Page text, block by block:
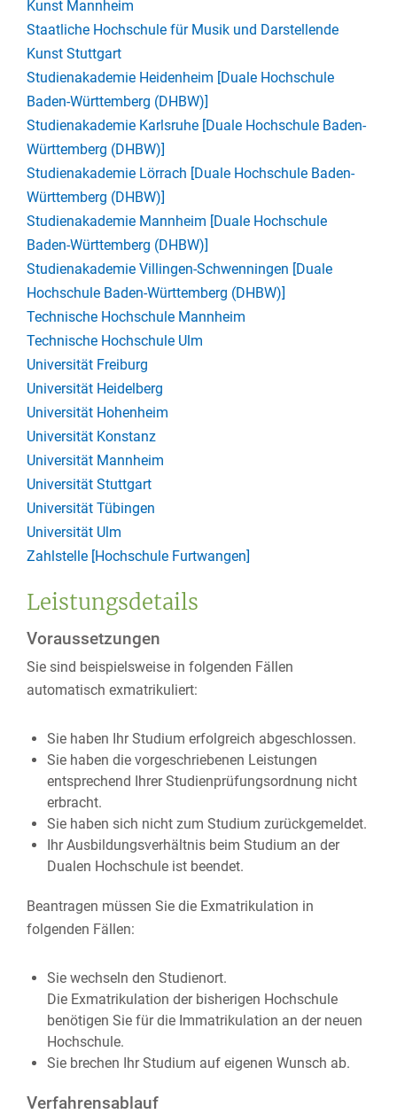
Kunst Mannheim
Staatliche Hochschule für Musik und Darstellende
Kunst Stuttgart
Studienakademie Heidenheim [Duale Hochschule
Baden-Württemberg (DHBW)]
Studienakademie Karlsruhe [Duale Hochschule Baden-
Württemberg (DHBW)]
Studienakademie Lörrach [Duale Hochschule Baden-
Württemberg (DHBW)]
Studienakademie Mannheim [Duale Hochschule
Baden-Württemberg (DHBW)]
Studienakademie Villingen-Schwenningen [Duale
Hochschule Baden-Württemberg (DHBW)]
Technische Hochschule Mannheim
Technische Hochschule Ulm
Universität Freiburg
Universität Heidelberg
Universität Hohenheim
Universität Konstanz
Universität Mannheim
Universität Stuttgart
Universität Tübingen
Universität Ulm
Zahlstelle [Hochschule Furtwangen]
Leistungsdetails
Voraussetzungen
Sie sind beispielsweise in folgenden Fällen
automatisch exmatrikuliert:
Sie haben Ihr Studium erfolgreich abgeschlossen.
Sie haben die vorgeschriebenen Leistungen
entsprechend Ihrer Studienprüfungsordnung nicht
erbracht.
Sie haben sich nicht zum Studium zurückgemeldet.
Ihr Ausbildungsverhältnis beim Studium an der
Dualen Hochschule ist beendet.
Beantragen müssen Sie die Exmatrikulation in
folgenden Fällen:
Sie wechseln den Studienort.
Die Exmatrikulation der bisherigen Hochschule
benötigen Sie für die Immatrikulation an der neuen
Hochschule.
Sie brechen Ihr Studium auf eigenen Wunsch ab.
Verfahrensablauf